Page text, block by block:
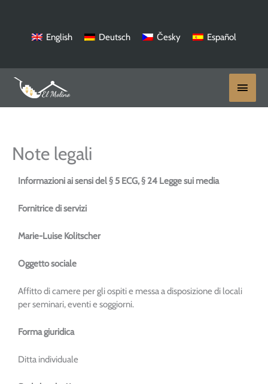
contenuto
English Deutsch Česky Español
Menu
Note legali
Informazioni ai sensi del § 5 ECG, § 24 Legge sui media
Fornitrice di servizi
Marie-Luise Kolitscher
Oggetto sociale
Affitto di camere per gli ospiti e messa a disposizione di locali
per seminari, eventi e soggiorni.
Forma giuridica
Ditta individuale